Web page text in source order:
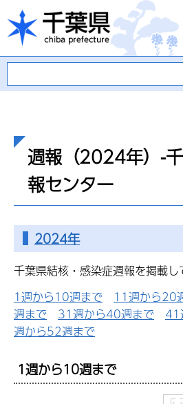
千葉県
週報（2024年）-
報センター
2024年
千葉県結核・感染症週報を掲載し
1週から10週まで
11週から20
週まで
31週から40週まで 41
週から52週まで
1週から10週まで